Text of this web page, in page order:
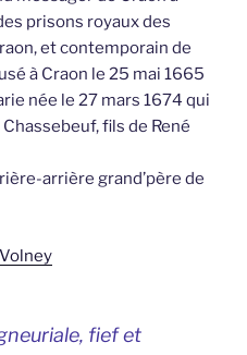
prisons royaux des
et contemporain de
à Craon le 25 mai 1665
née le 27 mars 1674 qui
fils de René
arrière grand’père de
fief et